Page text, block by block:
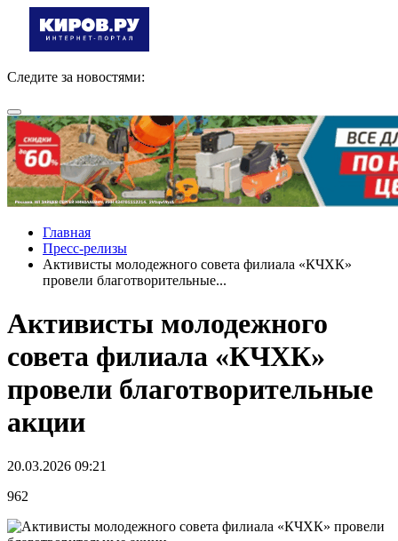
Следите за новостями:
Главная
Пресс-релизы
Активисты молодежного совета филиала «КЧХК»
провели благотворительные...
Активисты молодежного
совета филиала «КЧХК»
провели благотворительные
акции
20.03.2026 09:21
962